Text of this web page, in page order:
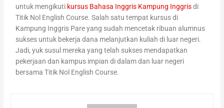
untuk mengikuti kursus Bahasa Inggris Kampung Inggrisdi
Titik Nol English Course. Salah satu tempat kursus di
Kampung Inggris Pare yang sudah mencetak ribuan alumnus
sukses untuk bekerja dana melanjutkan kuliah di luar negeri.
Jadi, yuk susul mereka yang telah sukses mendapatkan
pekerjaan dan kampus impian di dalam dan luar negeri
bersama Titik Nol English Course.